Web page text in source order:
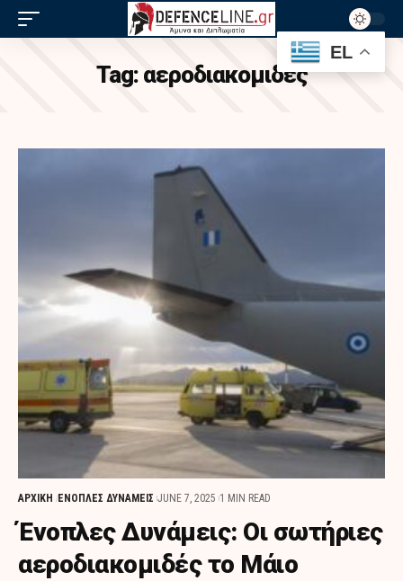
Tag: αεροδιακομιδές
ΑΡΧΙΚΗ ΕΝΟΠΛΕΣ ΔΥΝΑΜΕΙΣ JUNE 7, 2025 1 MIN READ
Ένοπλες Δυνάμεις: Οι σωτήριες
αεροδιακομιδές το Μάιο
EL